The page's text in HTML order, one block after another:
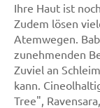
Ihre Haut ist
Zudem lösen
Atemwegen.
zunehmenden
Zuviel an
kann.
Tree",